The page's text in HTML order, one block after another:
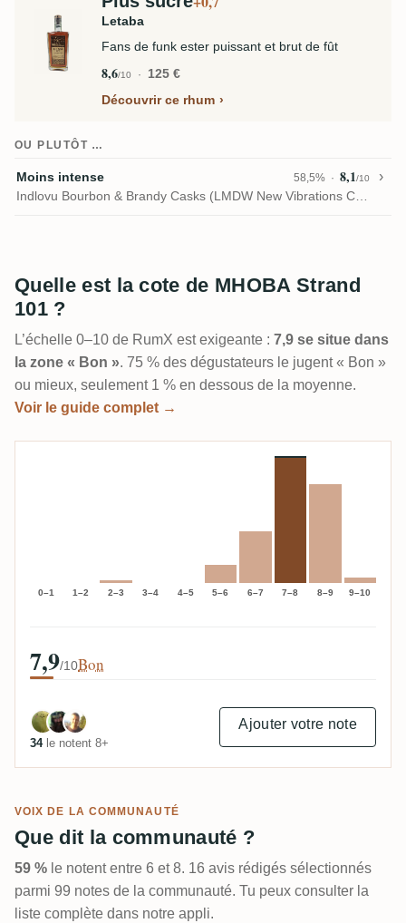
Letaba
Fans de funk ester puissant et brut de fût
8,6/10
125 €
Découvrir ce rhum
OU PLUTÔT …
Moins intense 58,5% 8,1/10
Quelle est la cote de MHOBA Strand
101 ?
L’échelle 0–10 de RumX est exigeante : 7,9 se situe dans
la zone « Bon ». 75 % des dégustateurs le jugent « Bon »
ou mieux, seulement 1 % en dessous de la moyenne.
Voir le guide complet →
0–1 1–2 2–3 3–4 4–5 5–6 6–7 7–8 8–9 9–10
7,9/10Bon
34le notent 8+
Ajouter votre note
VOIX DE LA COMMUNAUTÉ
Que dit la communauté ?
59 % le notent entre 6 et 8. 16 avis rédigés sélectionnés
parmi 99 notes de la communauté. Tu peux consulter la
liste complète dans notre appli.